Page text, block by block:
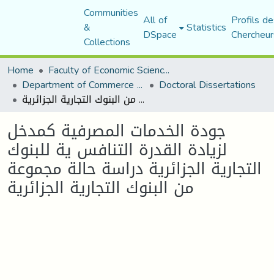
Communities
&
Collections
All of
DSpace Statistics Profils
Home
Faculty of Economic Sciences, Commerce and Management Sciences
Department of Commerce Science Doctoral Dissertations
جودة الخدمات المصرفية كمدخل لزيادة القدرة التنافس ية للبنوك التجارية الجزائرية دراسة حالة مجموعة من البنوك التجارية الجزائرية
جودة الخدمات المصرفية كمدخل
لزيادة القدرة التنافس ية للبنوك
التجارية الجزائرية دراسة حالة مجموعة
من البنوك التجارية الجزائرية